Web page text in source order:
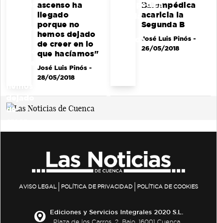
ascenso ha
llegado
porque no
hemos dejado
de creer en lo
que hacíamos"
José Luis Pinós-
28/05/2018
Balompédica
acaricia la
Segunda B
José Luis Pinós-
26/05/2018
AVISO LEGAL POLÍTICA DE PRIVACIDAD POLÍTICA DE COOKIES
Ediciones y Servicios Integrales 2020 S.L.